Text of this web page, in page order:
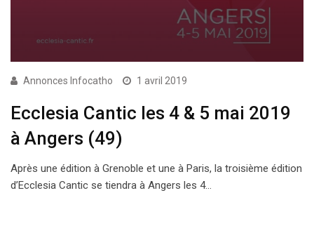
Annonces Infocatho 1 avril 2019
Ecclesia Cantic les 4 & 5 mai 2019
à Angers (49)
Après une édition à Grenoble et une à Paris, la troisième édition
d’Ecclesia Cantic se tiendra à Angers les 4…